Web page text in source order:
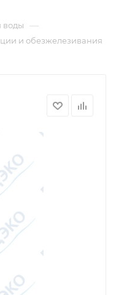
воды —
и обезжелезивания